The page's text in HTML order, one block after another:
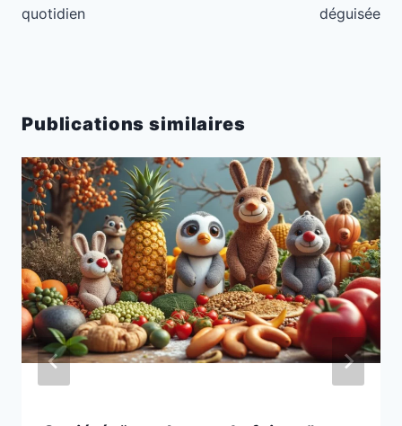
quotidien
déguisée
Publications similaires